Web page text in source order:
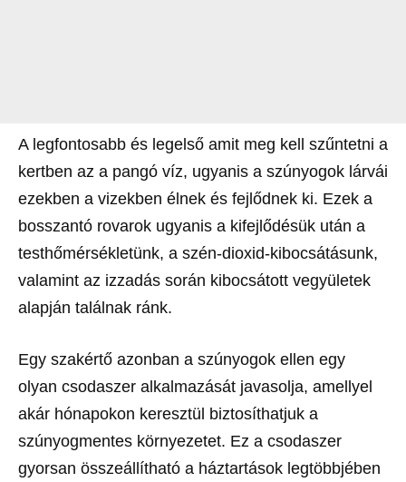
A legfontosabb és legelső amit meg kell szűntetni a
kertben az a pangó víz, ugyanis a szúnyogok lárvái
ezekben a vizekben élnek és fejlődnek ki. Ezek a
bosszantó rovarok ugyanis a kifejlődésük után a
testhőmérsékletünk, a szén-dioxid-kibocsátásunk,
valamint az izzadás során kibocsátott vegyületek
alapján találnak ránk.
Egy szakértő azonban a szúnyogok ellen egy
olyan csodaszer alkalmazását javasolja, amellyel
akár hónapokon keresztül biztosíthatjuk a
szúnyogmentes környezetet. Ez a csodaszer
gyorsan összeállítható a háztartások legtöbbjében